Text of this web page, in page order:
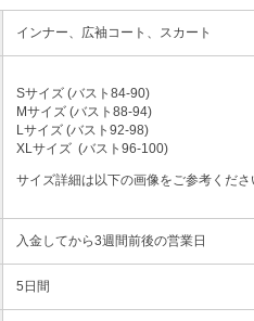
インナー、広袖コート、スカート
Sサイズ (バスト84-90)
Mサイズ (バスト88-94)
Lサイズ (バスト92-
XLサイズ (バ
サイズ詳細は以下の画像をご参考くださ
入金してから3週間前後の営業日
5日間